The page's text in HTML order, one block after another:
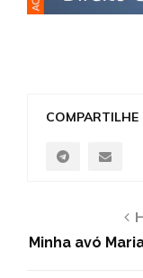
COMPARTILHE
Minha avó